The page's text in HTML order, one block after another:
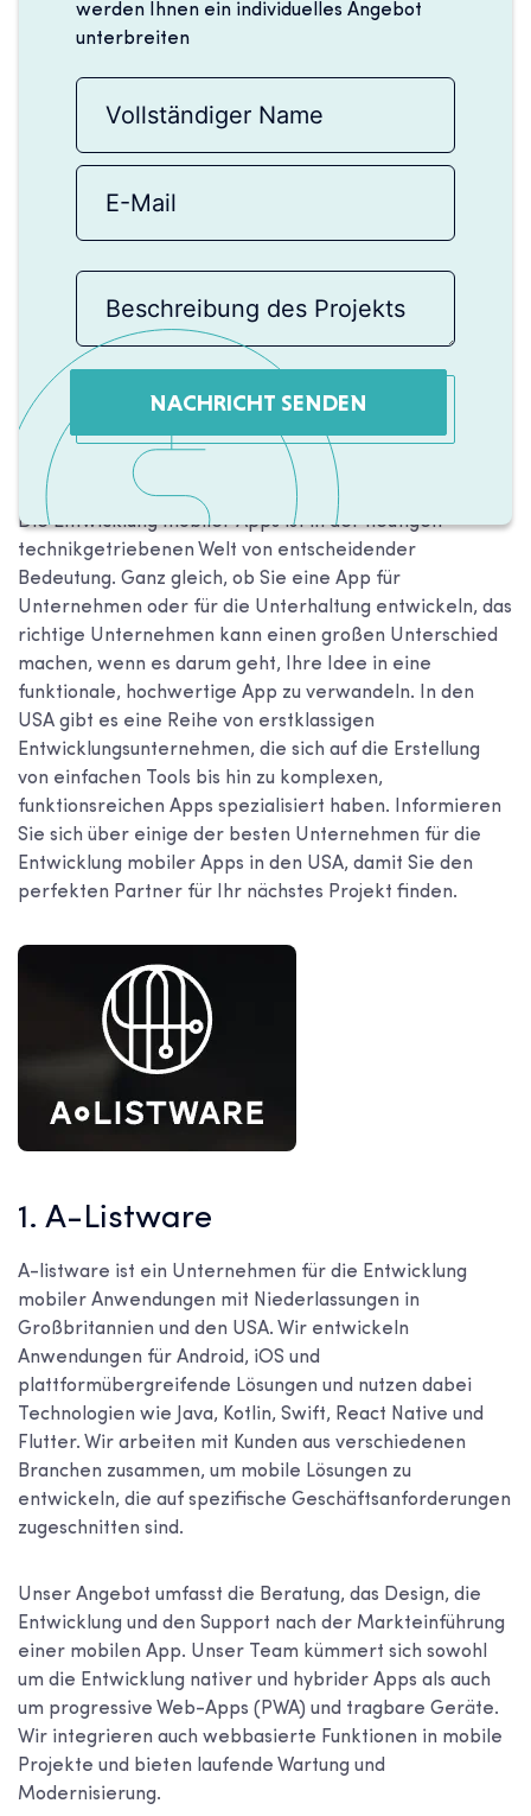
werden Ihnen ein individuelles Angebot
unterbreiten
NACHRICHT SENDEN
Die Entwicklung mobiler Apps ist in der heutigen
technikgetriebenen Welt von entscheidender
Bedeutung. Ganz gleich, ob Sie eine App für
Unternehmen oder für die Unterhaltung entwickeln, das
richtige Unternehmen kann einen großen Unterschied
machen, wenn es darum geht, Ihre Idee in eine
funktionale, hochwertige App zu verwandeln. In den
USA gibt es eine Reihe von erstklassigen
Entwicklungsunternehmen, die sich auf die Erstellung
von einfachen Tools bis hin zu komplexen,
funktionsreichen Apps spezialisiert haben. Informieren
Sie sich über einige der besten Unternehmen für die
Entwicklung mobiler Apps in den USA, damit Sie den
perfekten Partner für Ihr nächstes Projekt finden.
1. A-Listware
A-listware ist ein Unternehmen für die Entwicklung
mobiler Anwendungen mit Niederlassungen in
Großbritannien und den USA. Wir entwickeln
Anwendungen für Android, iOS und
plattformübergreifende Lösungen und nutzen dabei
Technologien wie Java, Kotlin, Swift, React Native und
Flutter. Wir arbeiten mit Kunden aus verschiedenen
Branchen zusammen, um mobile Lösungen zu
entwickeln, die auf spezifische Geschäftsanforderungen
zugeschnitten sind.
Unser Angebot umfasst die Beratung, das Design, die
Entwicklung und den Support nach der Markteinführung
einer mobilen App. Unser Team kümmert sich sowohl
um die Entwicklung nativer und hybrider Apps als auch
um progressive Web-Apps (PWA) und tragbare Geräte.
Wir integrieren auch webbasierte Funktionen in mobile
Projekte und bieten laufende Wartung und
Modernisierung.